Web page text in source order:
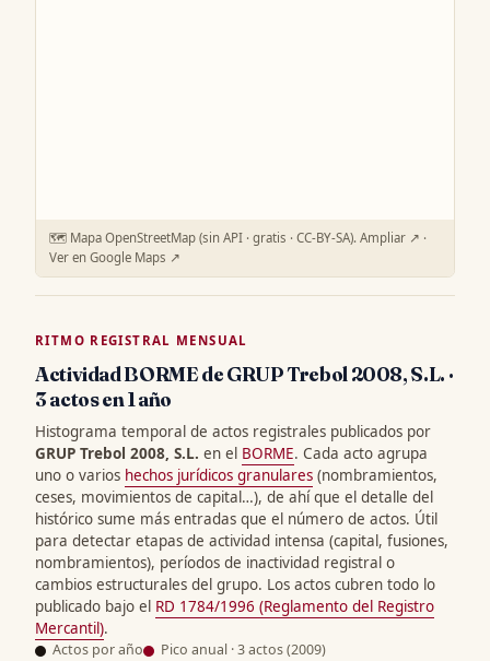
🗺️ Mapa OpenStreetMap (sin API · gratis · CC-BY-SA). Ampliar ↗ ·
Ver en Google Maps ↗
RITMO REGISTRAL MENSUAL
Actividad BORME de GRUP Trebol 2008, S.L. ·
3 actos en 1 año
Histograma temporal de actos registrales publicados por
GRUP Trebol 2008, S.L. en el BORME. Cada acto agrupa
uno o varios hechos jurídicos granulares (nombramientos,
ceses, movimientos de capital…), de ahí que el detalle del
histórico sume más entradas que el número de actos. Útil
para detectar etapas de actividad intensa (capital, fusiones,
nombramientos), períodos de inactividad registral o
cambios estructurales del grupo. Los actos cubren todo lo
publicado bajo el RD 1784/1996 (Reglamento del Registro
Mercantil).
Actos por año Pico anual · 3 actos (2009)